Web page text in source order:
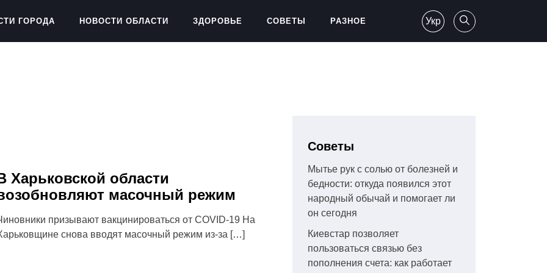
ГОРОДА НОВОСТИ ОБЛАСТИ ЗДОРОВЬЕ СОВЕТЫ РАЗНОЕ Укр
Харьковской области
масочный режим
призывают вакцинироваться от COVID-19 На
снова вводят масочный режим из-за […]
Советы
Мытье рук с солью от болезней и
бедности: откуда появился этот
народный обычай и помогает ли
он сегодня
Киевстар позволяет
пользоваться связью без
пополнения счета: как работает